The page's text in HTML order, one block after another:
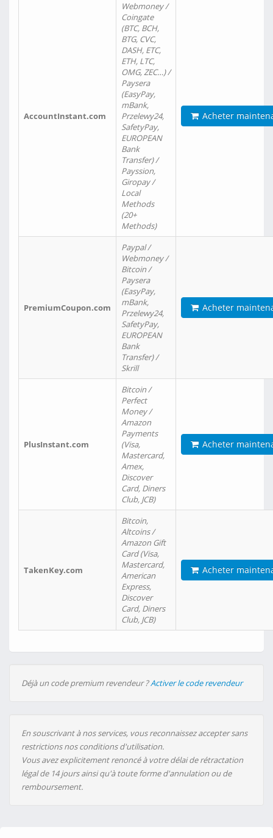
AccountInstant.com
Webmoney /
Coingate
(BTC, BCH,
BTG, CVC,
DASH, ETC,
ETH, LTC,
OMG, ZEC…) /
Paysera
(EasyPay,
mBank,
Przelewy24,
SafetyPay,
EUROPEAN
Bank
Transfer) /
Payssion,
Giropay /
Local
Methods
(20+
Methods)
Acheter
PremiumCoupon.com
Paypal /
Webmoney /
Bitcoin /
Paysera
(EasyPay,
mBank,
Przelewy24,
SafetyPay,
EUROPEAN
Bank
Transfer) /
Skrill
Acheter
PlusInstant.com
Bitcoin /
Perfect
Money /
Amazon
Payments
(Visa,
Mastercard,
Amex,
Discover
Card, Diners
Club, JCB)
Acheter
TakenKey.com
Bitcoin,
Altcoins /
Amazon Gift
Card (Visa,
Mastercard,
American
Express,
Discover
Card, Diners
Club, JCB)
Acheter
Déjà un code premium revendeur ?Activer le code revendeur
En souscrivant à nos services, vous reconnaissez accepter sans
restrictions nos conditions d'utilisation.
Vous avez explicitement renoncé à votre délai de rétractation
légal de 14 jours ainsi qu'à toute forme d'annulation ou de
remboursement.